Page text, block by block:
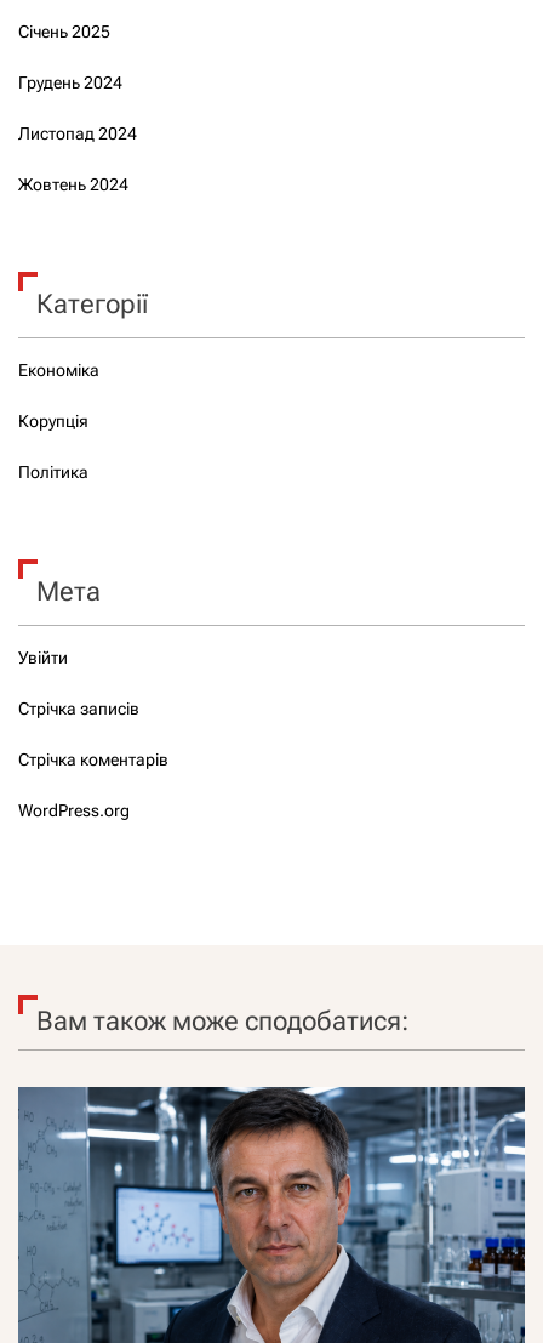
Січень 2025
Грудень 2024
Листопад 2024
Жовтень 2024
Категорії
Економіка
Корупція
Політика
Мета
Увійти
Стрічка записів
Стрічка коментарів
WordPress.org
Вам також може сподобатися: